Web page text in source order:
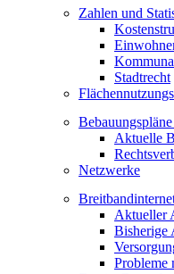
Zahlen und
Stadtrecht
Bebauungspläne
Aktuelle
Netzwerke
Aktueller
Bisherige
Probleme